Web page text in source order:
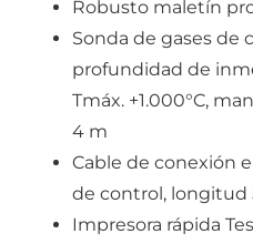
Robusto maletín
Sonda de gases de
profundidad de
Tmáx. +1.000°C,
4 m
Cable de conexión
de control, longitud
Impresora rápida